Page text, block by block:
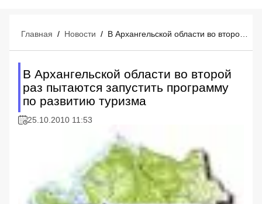
Главная / Новости /
В Архангельской области во второй
раз пытаются запустить программу
по развитию туризма
25.10.2010 11:53